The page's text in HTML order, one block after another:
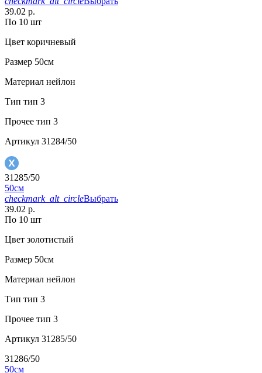
39.02 р.
По 10 шт
Цвет коричневый
Размер 50см
Материал нейлон
Тип тип 3
Прочее тип 3
Артикул 31284/50
31285/50
50см
checkmark_alt_circleВыбрать
39.02 р.
По 10 шт
Цвет золотистый
Размер 50см
Материал нейлон
Тип тип 3
Прочее тип 3
Артикул 31285/50
31286/50
50см